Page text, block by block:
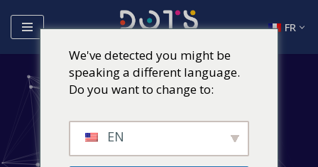
Aller
au
contenu
FR
We've detected you might be
speaking a different language.
Do you want to change to:
EN